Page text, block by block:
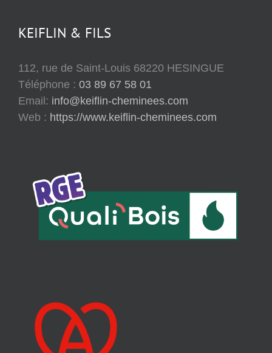
KEIFLIN & FILS
112, rue de Saint-Louis 68220 HESINGUE
Téléphone : 03 89 67 58 01
Email: info@keiflin-cheminees.com
Web : https://www.keiflin-cheminees.com